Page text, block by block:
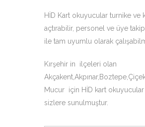
HİD Kart okuyucular turnike ve
açtırabilir, personel ve üye
ile tam uyumlu olarak
Kırşehir in ilçeleri olan
Mucur için HİD kart okuyucular
sizlere sunulmuştur.